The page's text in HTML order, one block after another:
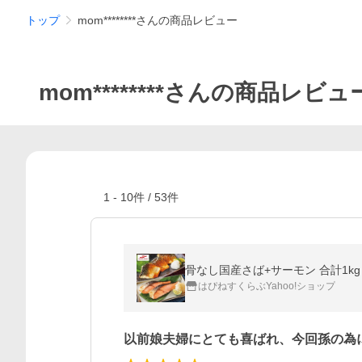
トップ mom********さんの商品レビュー
mom********さんの商品レビュ
1 - 10件 / 53件
骨なし国産さば+サーモン 合計1kg
はぴねすくらぶYahoo!ショップ
以前娘夫婦にとても喜ばれ、今回孫の